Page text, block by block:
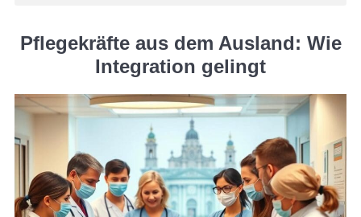
Pflegekräfte aus dem Ausland: Wie
Integration gelingt